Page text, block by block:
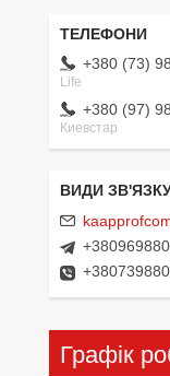
+380 (73)
Life
+380 (97)
Киевстар
Графік